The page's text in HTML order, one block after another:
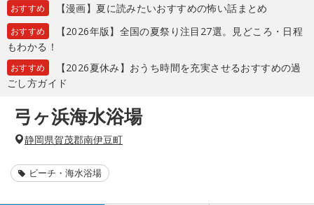
おすすめ 【漫画】夏に読みたいおすすめの怖い話まとめ
おすすめ
【2026年版】全国の夏祭り注目27選。見どころ・日程
もわかる！
おすすめ
【2026夏休み】おうち時間を充実させるおすすめの過
ごし方ガイド
弓ヶ浜海水浴場
静岡県賀茂郡南伊豆町
ビーチ・海水浴場